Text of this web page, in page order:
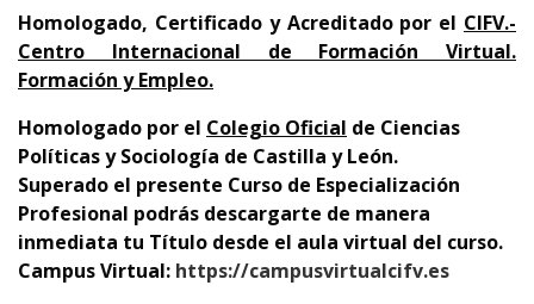
Homologado, Certificado y Acreditado por el CIFV.-
Centro Internacional de Formación Virtual.
Formación y Empleo.
Homologado por el Colegio Oficial de Ciencias
Políticas y Sociología de Castilla y León.
Superado el presente Curso de Especialización
Profesional podrás descargarte de manera
inmediata tu Título desde el aula virtual del curso.
Campus Virtual: https://campusvirtualcifv.es